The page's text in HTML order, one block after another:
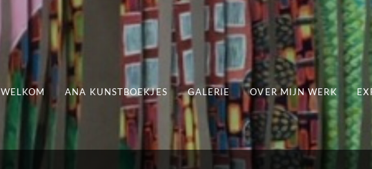
WELKOM ANA KUNSTBOEKJES GALERIE OVER MIJN WERK